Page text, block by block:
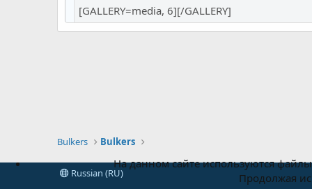
Bulkers Bulkers
Russian (RU)
На данном сайте используются
Продолжая